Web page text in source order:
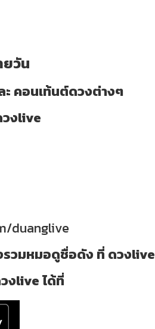
ยวัน
คอนเท้นต์ดวงต่างๆ
วงlive
duanglive
วมหมอดูชื่อดัง ที่ ดวงlive
งlive ได้ที่